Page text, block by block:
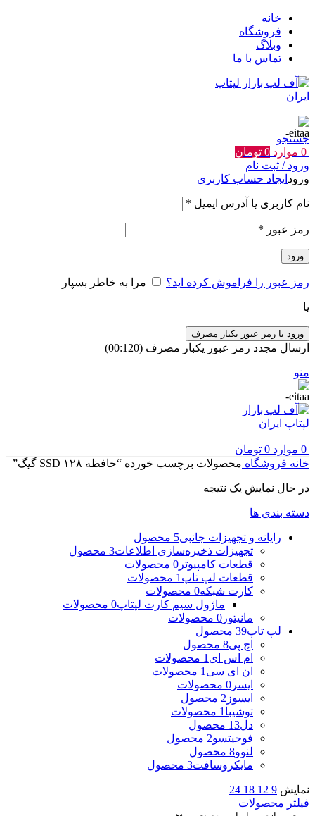
خانه
فروشگاه
وبلاگ
تماس با ما
جستجو
0 موارد 0 تومان
ورود / ثبت نام
ورود ایجاد حساب کاربری
نام کاربری یا آدرس ایمیل *
رمز عبور *
ورود
رمز عبور را فراموش کرده اید؟ مرا به خاطر بسپار
یا
ورود با رمز عبور یکبار مصرف
ارسال مجدد رمز عبور یکبار مصرف (00:
120
)
منو
0 موارد 0 تومان
خانه فروشگاه محصولات برچسب خورده “حافظه SSD ۱۲۸ گیگ”
در حال نمایش یک نتیجه
دسته بندی ها
رایانه و تجهیزات جانبی5 محصول
تجهیزات ذخیره‌سازی اطلاعات3 محصول
قطعات کامپیوتر 0 محصولات
قطعات لپ تاپ 1 محصولات
کارت شبکه0 محصولات
ماژول سیم کارت لپتاپ0 محصولات
مانیتور 0 محصولات
لپ تاپ39 محصول
اچ پی8 محصول
ام اس ای 1 محصولات
ان ای سی 1 محصولات
ایسر 0 محصولات
ایسوز 2 محصول
توشیبا 1 محصولات
دل13 محصول
فوجیتسو2 محصول
لنوو8 محصول
مایکروسافت3 محصول
نمایش 9
12
18
24
فیلتر محصولات